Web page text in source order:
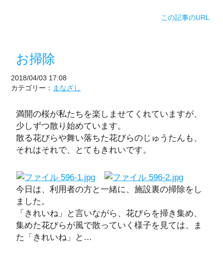
この記事のURL
お掃除
2018/04/03 17:08
カテゴリー： まなざし
満開の桜が私たちを楽しませてくれていますが、
少しずつ散り始めています。
散る花びらや舞い落ちた花びらのじゅうたんも、
それはそれで、とてもきれいです。
今日は、利用者の方と一緒に、施設裏の掃除をし
ました。
「きれいね」と言いながら、花びらを掃き集め、
集めた花びらが風で散っていく様子を見ては、ま
た「きれいね」と…